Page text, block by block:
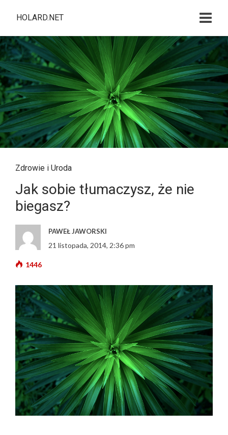
HOLARD.NET
Zdrowie i Uroda
Jak sobie tłumaczysz, że nie
biegasz?
PAWEŁ JAWORSKI
21 listopada, 2014, 2:36 pm
1446